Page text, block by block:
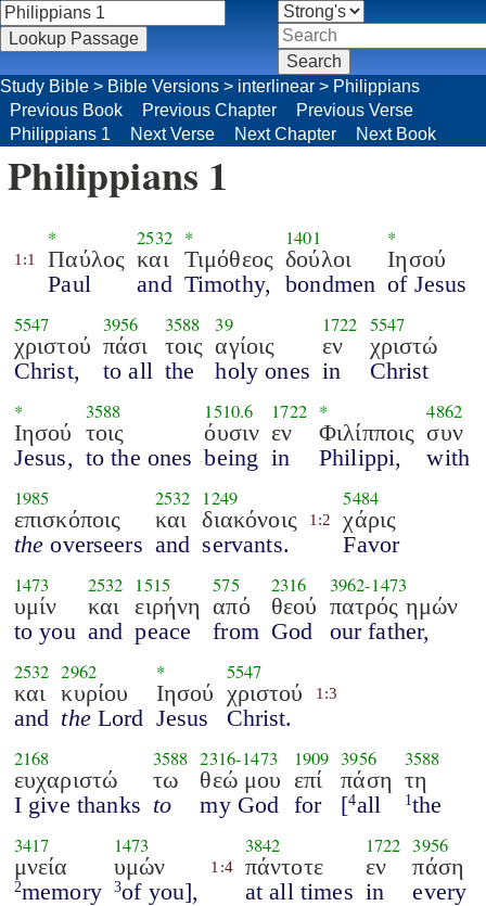
Study Bible > Bible Versions > interlinear > Philippians
Previous Book
Previous Chapter
Previous Verse
Philippians 1
Next Verse Next Chapter Next Book
Philippians 1
1:1
*
Παύλος
Paul
2532
και
and
*
Τιμόθεος
Timothy,
1401
δούλοι
bondmen
*
Ιησού
of Jesus
5547
χριστού
Christ,
3956
πάσι
to all
3588
τοις
the
39
αγίοις
holy ones
1722
εν
in
5547
χριστώ
Christ
*
Ιησού
Jesus,
3588
τοις
to the ones
1510.6
όυσιν
being
1722
εν
in
*
Φιλίπποις
Philippi,
4862
συν
with
1985
επισκόποις
the overseers
2532
και
and
1249
διακόνοις
servants.
1:2
5484
χάρις
Favor
1473
υμίν
to you
2532
και
and
1515
ειρήνη
peace
575
από
from
2316
θεού
God
3962-1473
πατρός ημών
our father,
2532
και
and
2962
κυρίου
theLord
*
Ιησού
Jesus
5547
χριστού
Christ.
1:3
2168
ευχαριστώ
I give thanks
3588
τω
to
2316-1473
θεώ μου
my God
1909
επί
for
3956
πάση
[4all
3588
τη
1the
3417
μνεία
2memory
1473
υμών
3of you],
1:4
3842
πάντοτε
at all times
1722
εν
in
3956
πάση
every